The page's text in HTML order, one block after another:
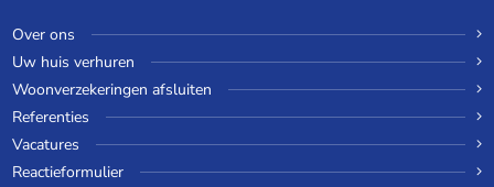
Over ons
Uw huis verhuren
Woonverzekeringen afsluiten
Referenties
Vacatures
Reactieformulier